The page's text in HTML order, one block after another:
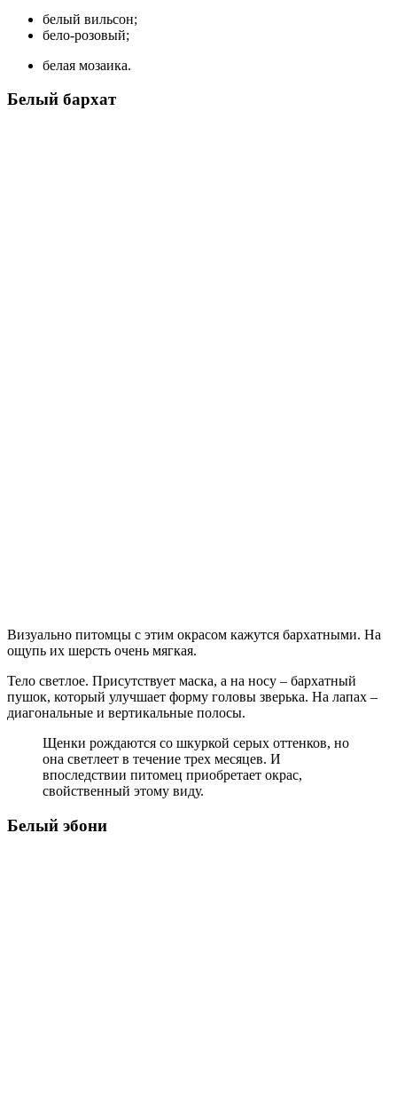
белый вильсон;
бело-розовый;
белая мозаика.
Белый бархат
Визуально питомцы с этим окрасом кажутся бархатными. На
ощупь их шерсть очень мягкая.
Тело светлое. Присутствует маска, а на носу – бархатный
пушок, который улучшает форму головы зверька. На лапах –
диагональные и вертикальные полосы.
Щенки рождаются со шкуркой серых оттенков, но
она светлеет в течение трех месяцев. И
впоследствии питомец приобретает окрас,
свойственный этому виду.
Белый эбони